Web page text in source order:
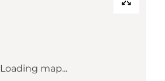
Loading map...